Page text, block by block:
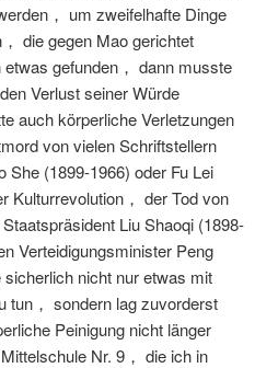
， um zweifelhafte Dinge
die gegen Mao gerichtet
gefunden， dann musste
Verlust seiner Würde
auch körperliche Verletzungen
von vielen Schriftstellern
She (1899-1966) oder Fu Lei
Kulturrevolution， der Tod von
Liu Shaoqi (1898-
Verteidigungsminister Peng
nicht nur etwas mit
tun， sondern lag zuvorderst
Peinigung nicht länger
Nr. 9， die ich in